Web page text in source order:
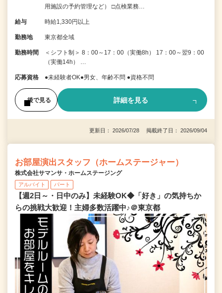
用施設の予約管理など） □点検業務…
給与 時給1,330円以上
勤務地 東京都全域
勤務時間
＜シフト制＞ 8：00～17：00（実働8h） 17：00～翌9：00
（実働14h） …
応募資格 ●未経験者OK●男女、年齢不問 ●資格不問
後で見る 詳細を見る
更新日： 2026/07/28 掲載終了日： 2026/09/04
お部屋演出スタッフ（ホームステージャー）
株式会社サマンサ・ホームステージング
アルバイト パート
【週2日～・日中のみ】未経験OK◆「好き」の気持ちか
らの挑戦大歓迎！主婦多数活躍中♪＠東京都